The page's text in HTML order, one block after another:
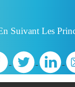
Suivant Les